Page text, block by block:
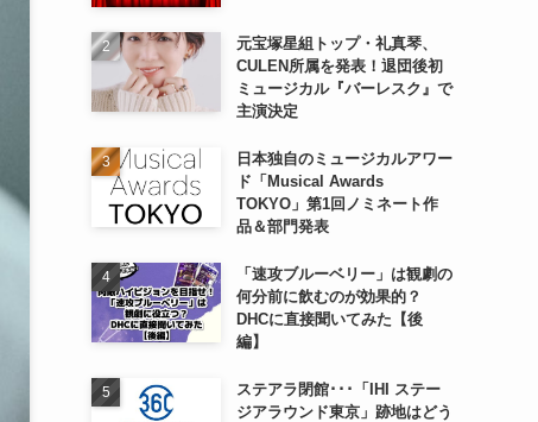
元宝塚星組トップ・礼真琴、
CULEN所属を発表！退団後初
ミュージカル『バーレスク』で
主演決定
日本独自のミュージカルアワー
ド「Musical Awards
TOKYO」第1回ノミネート作
品＆部門発表
「速攻ブルーベリー」は観劇の
何分前に飲むのが効果的？
DHCに直接聞いてみた【後
編】
ステアラ閉館･･･「IHI ステー
ジアラウンド東京」跡地はどう